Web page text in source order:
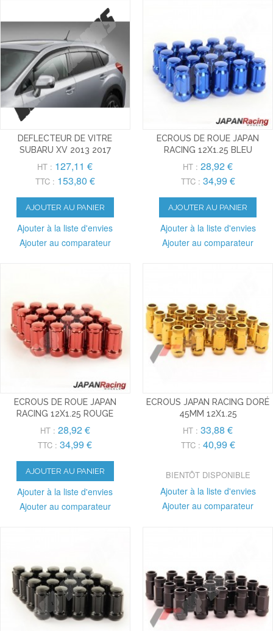
DEFLECTEUR DE VITRE
SUBARU XV 2013 2017
HT : 127,11 €
TTC : 153,80 €
AJOUTER AU PANIER
Ajouter à la liste d'envies
Ajouter au comparateur
ECROUS DE ROUE JAPAN
RACING 12X1.25 BLEU
HT : 28,92 €
TTC : 34,99 €
AJOUTER AU PANIER
Ajouter à la liste d'envies
Ajouter au comparateur
ECROUS DE ROUE JAPAN
RACING 12X1.25 ROUGE
HT : 28,92 €
TTC : 34,99 €
AJOUTER AU PANIER
Ajouter à la liste d'envies
Ajouter au comparateur
ECROUS JAPAN RACING DORÉ
45MM 12X1.25
HT : 33,88 €
TTC : 40,99 €
BIENTÔT DISPONIBLE
Ajouter à la liste d'envies
Ajouter au comparateur